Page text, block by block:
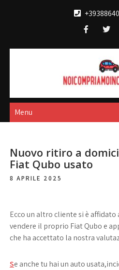
Noi
broker acquisto e vendita
Menu
Nuovo ritiro a
Fiat Qubo usato
8 APRILE 2025
Ecco un altro cliente si è
vendere il proprio Fiat Qubo e
che ha accettato la nostra
Se anche tu hai un auto